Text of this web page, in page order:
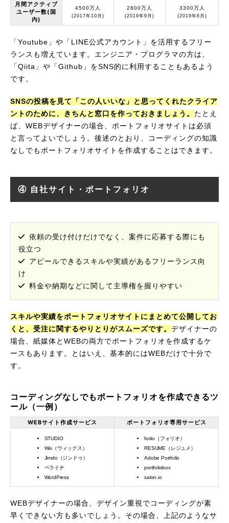
月間アクティブ
ユーザー数(国
内)
4500万人
(2017年10月)
2800万人
(2019年9月)
3300万人
(2019年6月)
「Youtube」や「LINE公式アカウント」を活用するフリー
ランスも増えています。エンジニア・プログラマの方は、
「Qiita」や「Github」をSNS的に利用することもあるよう
です。
SNSの投稿を見て「この人いいな」と思ってくれたクライア
ントのために、きちんと窓口を作っておきましょう。 たとえ
ば、WEBデザイナーの場合、ポートフォリオサイトは必須
と言ってよいでしょう。後述のとおり、コーディングの知識
なしでもポートフォリオサイトを作成することはできます。
④ 自社サイト・ポートフォリオ
依頼の受け付けだけでなく、案件に応募する際にも
役立つ
アピールできるスキルや実績があるフリーランス向
け
料金や納期などに関して主導権を握りやすい
スキルや実績をポートフォリオサイトにまとめて公開してお
くと、受注に関するやりとりがスムーズです。 デザイナーの
場合、紙媒体とWEBの両方でポートフォリオを作成するケ
ースもあります。とはいえ、基本的にはWEBだけで十分で
す。
コーディングなしでもポートフォリオを作成できるツ
ール（一例）
WEBサイト作成サービス ポートフォリオ専用サービス
STUDIO
Wix（ウィックス）
Jimdo（ジンドゥ）
ペライチ
WordPress
foriio（フォリオ）
RESUME（レジュメ）
Adobe Portfolio
portfoliobox
salon.io
WEBデザイナーの場合、デザイン重視でコーディングが素
早くできない方も多いでしょう。その場合、上記のようなサ